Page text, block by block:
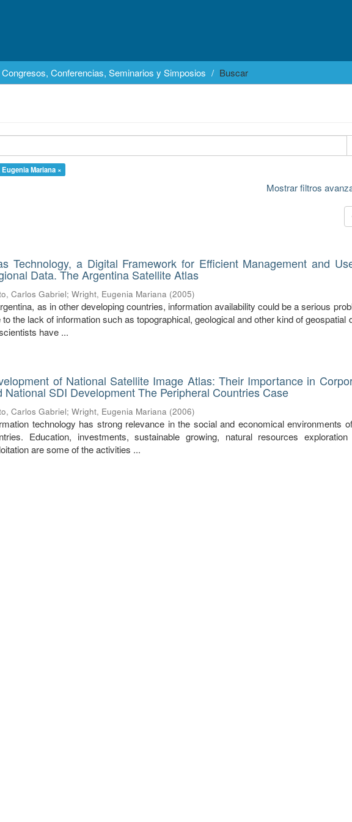
Congresos, Conferencias, Seminarios y Simposios Buscar
Mariana ×
Mostrar filtros
Technology, a Digital Framework for Efficient Management and
Data. The Argentina Satellite Atlas
Carlos Gabriel;Wright, Eugenia Mariana (2005)
as in other developing countries, information availability could be a serious
to the lack of information such as topographical, geological and other kind of geospatial
have ...
of National Satellite Image Atlas: Their Importance in
National SDI Development The Peripheral Countries Case
Carlos Gabriel;Wright, Eugenia Mariana (2006)
technology has strong relevance in the social and economical environments
Education, investments, sustainable growing, natural resources exploration
are some of the activities ...